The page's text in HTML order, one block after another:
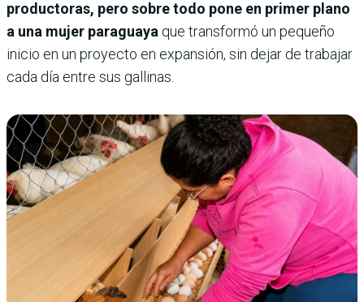
productoras, pero sobre todo pone en primer plano
a una mujer paraguaya que transformó un pequeño
inicio en un proyecto en expansión, sin dejar de trabajar
cada día entre sus gallinas.